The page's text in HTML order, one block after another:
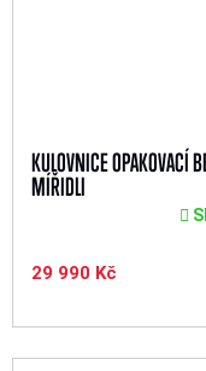
KULOVNICE OPAKOVACÍ
MÍŘIDLI
29 990 Kč